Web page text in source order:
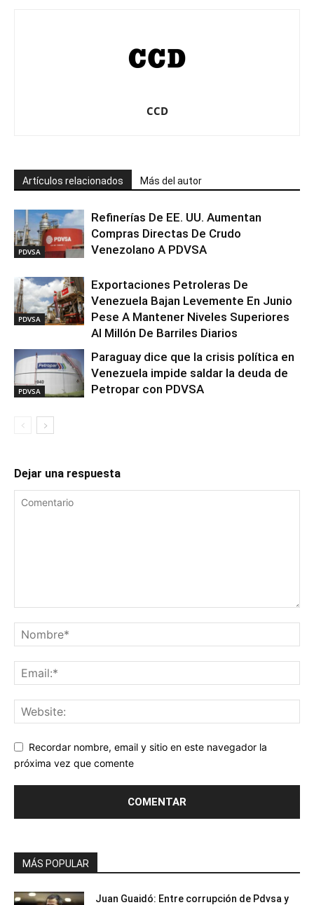
CCD
Artículos relacionados Más del autor
PDVSA
Refinerías De EE. UU. Aumentan
Compras Directas De Crudo
Venezolano A PDVSA
PDVSA
Exportaciones Petroleras De
Venezuela Bajan Levemente En Junio
Pese A Mantener Niveles Superiores
Al Millón De Barriles Diarios
PDVSA
Paraguay dice que la crisis política en
Venezuela impide saldar la deuda de
Petropar con PDVSA
Dejar una respuesta
Recordar nombre, email y sitio en este navegador la
próxima vez que comente
MÁS POPULAR
Juan Guaidó: Entre corrupción de Pdvsa y